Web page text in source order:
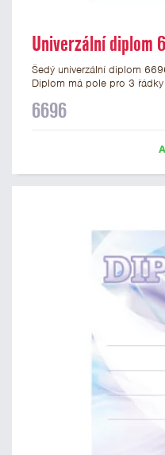
Univerzální diplom
Šedý univerzální diplom
Diplom má pole pro 3
univerzální diplom je
6696